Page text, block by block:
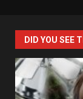
DID YOU SEE